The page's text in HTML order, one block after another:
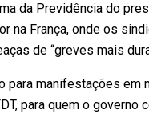
da Previdência do
na França, onde os
de “greves mais
para manifestações em
para quem o governo